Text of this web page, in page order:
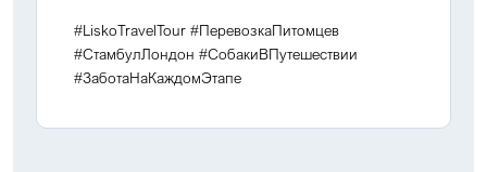
#LiskoTravelTour #ПеревозкаПитомцев
#СтамбулЛондон #СобакиВПутешествии
#ЗаботаНаКаждомЭтапе